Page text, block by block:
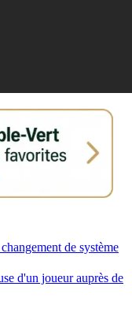
de système
d'un joueur auprès de